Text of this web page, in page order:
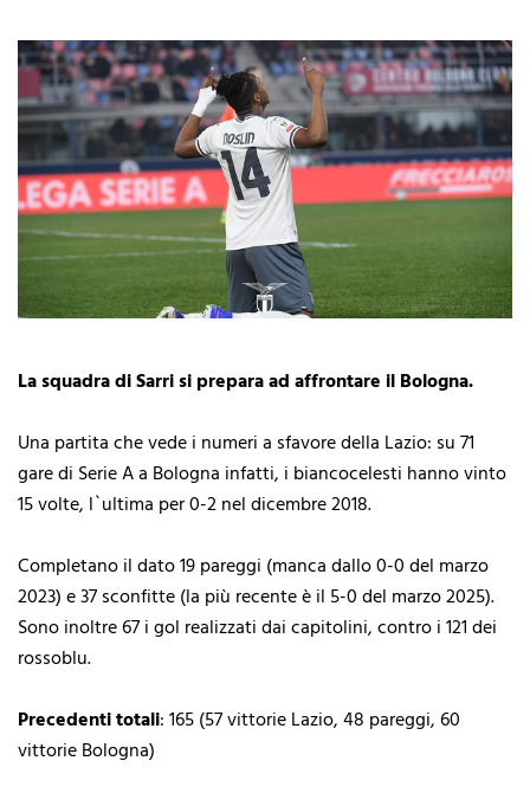
La squadra di Sarri si prepara ad affrontare il Bologna.
Una partita che vede i numeri a sfavore della Lazio: su 71
gare di Serie A a Bologna infatti, i biancocelesti hanno vinto
15 volte, l`ultima per 0-2 nel dicembre 2018.
Completano il dato 19 pareggi (manca dallo 0-0 del marzo
2023) e 37 sconfitte (la più recente è il 5-0 del marzo 2025).
Sono inoltre 67 i gol realizzati dai capitolini, contro i 121 dei
rossoblu.
Precedenti totali: 165 (57 vittorie Lazio, 48 pareggi, 60
vittorie Bologna)